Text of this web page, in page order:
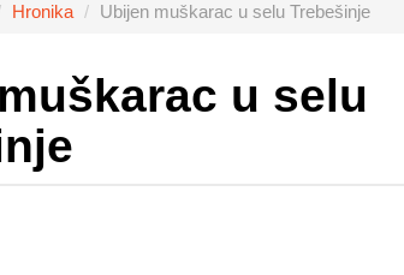
Hronika Ubijen muškarac u selu Trebešinje
u selu